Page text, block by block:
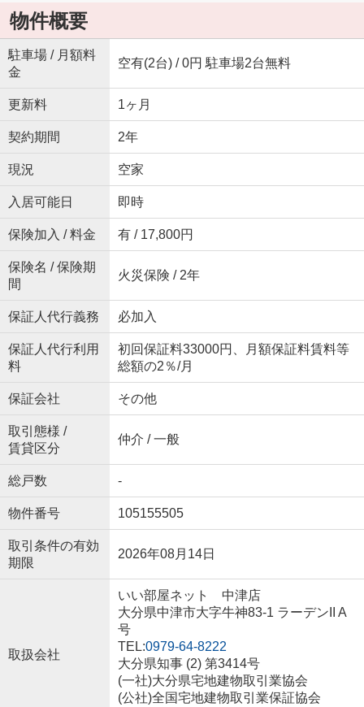
物件概要
駐車場 / 月額料
金
空有(2台) / 0円 駐車場2台無料
更新料 1ヶ月
契約期間 2年
現況 空家
入居可能日 即時
保険加入 / 料金 有 / 17,800円
保険名 / 保険期
間
火災保険 / 2年
保証人代行義務 必加入
保証人代行利用
料
初回保証料33000円、月額保証料賃料等
総額の2％/月
保証会社 その他
取引態様 /
賃貸区分
仲介 / 一般
総戸数 -
物件番号 105155505
取引条件の有効
期限
2026年08月14日
取扱会社
いい部屋ネット 中津店
大分県中津市大字牛神83-1 ラーデンII A
号
TEL:0979-64-8222
大分県知事 (2) 第3414号
(一社)大分県宅地建物取引業協会
(公社)全国宅地建物取引業保証協会